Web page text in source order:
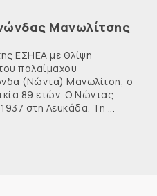
Μανωλίτσης
ΕΣΗΕΑ με θλίψη
παλαίμαχου
(Νώντα) Μανωλίτση, ο
89 ετών. Ο Νώντας
στη Λευκάδα. Τη ...